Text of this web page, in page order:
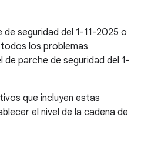
de seguridad del 1-11-2025 o
los problemas
de parche de seguridad del 1-
que incluyen estas
el nivel de la cadena de